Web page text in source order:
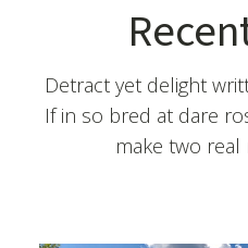
Detract yet delight
If in so bred at dare
make two real